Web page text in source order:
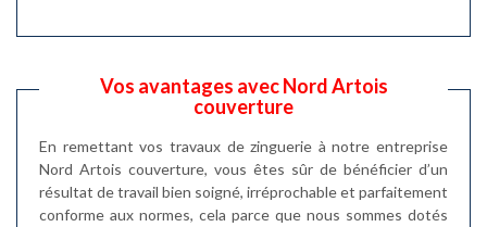
Vos avantages avec Nord Artois
couverture
En remettant vos travaux de zinguerie à notre entreprise
Nord Artois couverture, vous êtes sûr de bénéficier d’un
résultat de travail bien soigné, irréprochable et parfaitement
conforme aux normes, cela parce que nous sommes dotés